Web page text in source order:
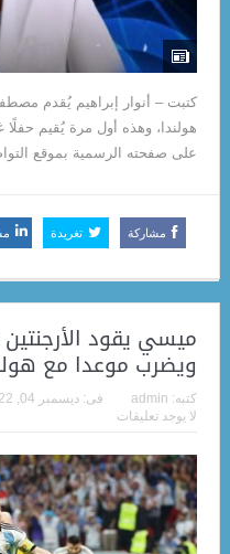
كتبت – أنوار إبراهيم يُقدم
هولندا، وهذه أول مرة يُقيم حفلًا
على صفحته الرسمية بموقع
مشاركة تغريدة
ميسي يقود الأرجنتين
ويضرب موعدا مع
كتبه: admin فى: ديسمبر 04, 2022
لا يوجد تعليقات